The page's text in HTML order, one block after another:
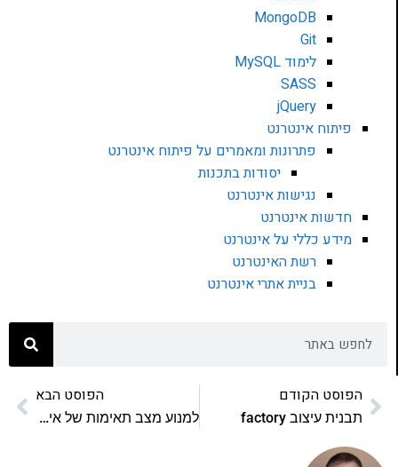
MongoDB
Git
לימוד MySQL
SASS
jQuery
פיתוח אינטרנט
פתרונות ומאמרים על פיתוח אינטרנט
יסודות בתכנות
נגישות אינטרנט
חדשות אינטרנט
מידע כללי על אינטרנט
רשת האינטרנט
בניית אתרי אינטרנט
הפוסט הקודם
תבנית עיצוב factory
הפוסט הבא
למנוע מצב תאימות של אינטרנט אקספלורר